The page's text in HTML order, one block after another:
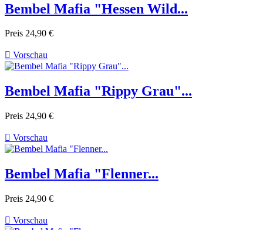
Bembel Mafia "Hessen Wild...
Preis 24,90 €
 Vorschau
Bembel Mafia "Rippy Grau"...
Preis 24,90 €
 Vorschau
Bembel Mafia "Flenner...
Preis 24,90 €
 Vorschau